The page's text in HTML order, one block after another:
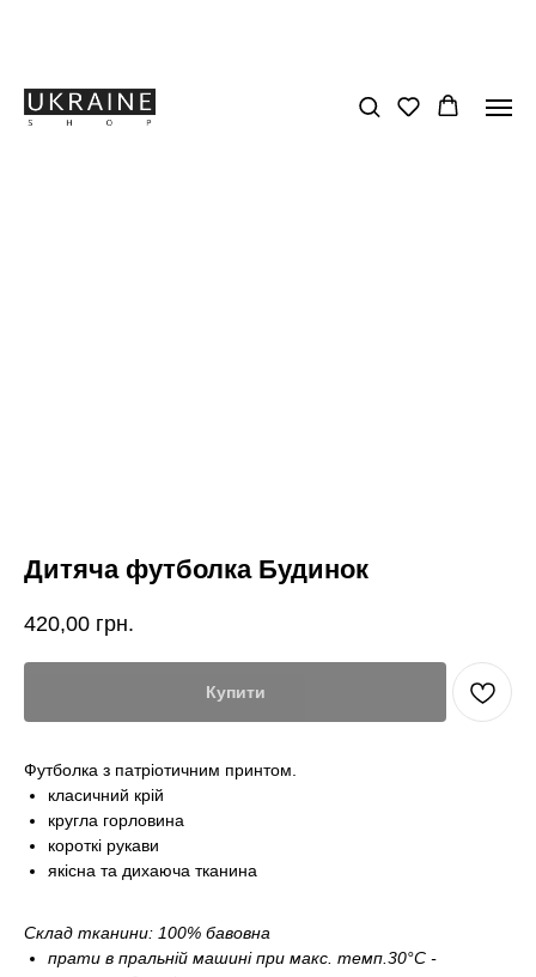
Дитяча футболка Будинок
420,00 грн.
Купити
Футболка з патріотичним принтом.
класичний крій
кругла горловина
короткі рукави
якісна та дихаюча тканина
Склад тканини: 100% бавовна
прати в пральній машині при макс. темп.30°С -